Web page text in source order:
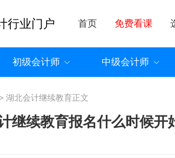
行业门户 首页 免费看课
初级会计师 中级会计师
湖北会计继续教育正文
继续教育报名什么时候开